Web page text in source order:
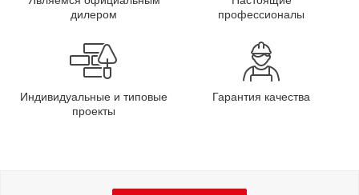
дилером
профессионалы
Индивидуальные и типовые
проекты
Гарантия качества